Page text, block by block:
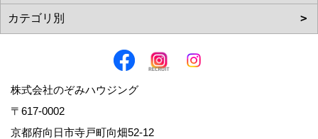
株式会社のぞみハウジング
〒617-0002
京都府向日市寺戸町向畑52-12